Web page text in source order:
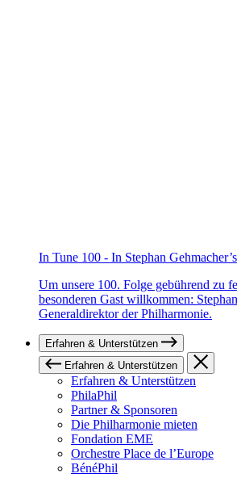
In Tune 100 - In Stephan
Um unsere 100. Folge gebührend zu
besonderen Gast willkommen:
Generaldirektor der Philharmonie.
Erfahren & Unterstützen
Erfahren & Unterstützen
Erfahren & Unterstützen
PhilaPhil
Partner & Sponsoren
Die Philharmonie mieten
Fondation EME
Orchestre Place de l’Europe
BénéPhil